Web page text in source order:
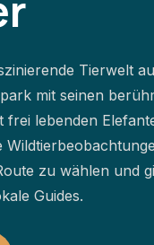
Tierwelt
mit seinen
lebenden
zu wählen und
Guides.